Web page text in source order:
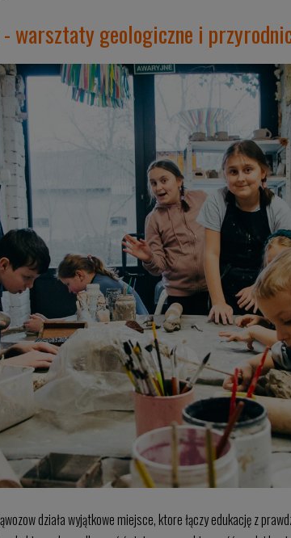
warsztaty geologiczne i
działa wyjątkowe miejsce, ktore łączy edukację z